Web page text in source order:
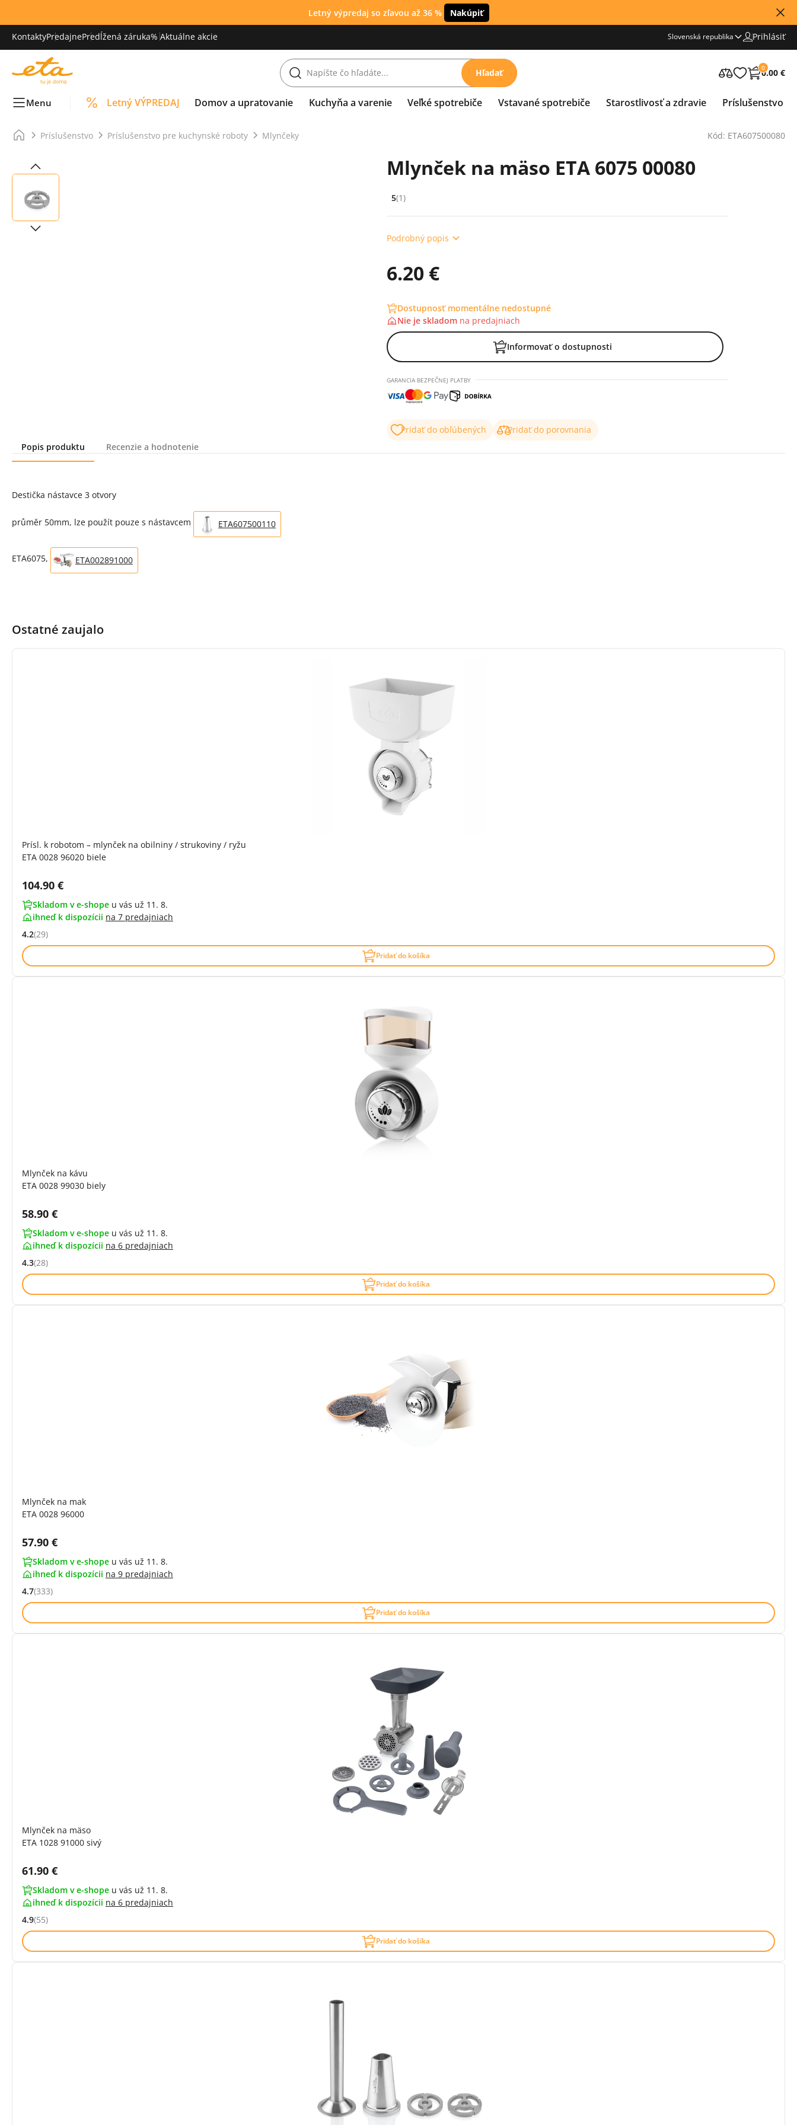
Letný výpredaj so zľavou až 36 % Nakúpiť
KontaktyPredajnePredĺžená záruka% Aktuálne akcie Slovenská republika Prihlásiť
Hľadať 0
0.00 €
Menu Letný VÝPREDAJ Domov a upratovanie Kuchyňa a varenie Veľké spotrebiče Vstavané spotrebiče Starostlivosť a zdravie Príslušenstvo
Príslušenstvo Príslušenstvo pre kuchynské roboty Mlynčeky Kód: ETA607500080
Mlynček na mäso ETA 6075 00080
Hodnocení: 5 z 5 (1 recenzí)
5(1)
Podrobný popis
6.20 €
Dostupnosť momentálne nedostupné
Nie je skladom na predajniach
Informovať o dostupnosti
GARANCIA BEZPEČNEJ PLATBY
Pridať do obľúbených
Pridať do porovnania
Popis produktu
Recenzie a hodnotenie
Destička nástavce 3 otvory
průměr 50mm, lze použít pouze s nástavcem ETA607500110
ETA6075, ETA002891000
Ostatné zaujalo
Prísl. k robotom – mlynček na obilniny / strukoviny / ryžu
ETA 0028 96020 biele
Cena s DPH:
104.90 €
Skladom v e-shope u vás už 11. 8.
ihneď k dispozícii na 7 predajniach
Hodnocení: 4.2 z 5 (29 recenzí)
4.2(29)
Pridať do košíka
Mlynček na kávu
ETA 0028 99030 biely
Cena s DPH:
58.90 €
Skladom v e-shope u vás už 11. 8.
ihneď k dispozícii na 6 predajniach
Hodnocení: 4.3 z 5 (28 recenzí)
4.3(28)
Pridať do košíka
Mlynček na mak
ETA 0028 96000
Cena s DPH:
57.90 €
Skladom v e-shope u vás už 11. 8.
ihneď k dispozícii na 9 predajniach
Hodnocení: 4.7 z 5 (333 recenzí)
4.7(333)
Pridať do košíka
Mlynček na mäso
ETA 1028 91000 sivý
Cena s DPH:
61.90 €
Skladom v e-shope u vás už 11. 8.
ihneď k dispozícii na 6 predajniach
Hodnocení: 4.9 z 5 (55 recenzí)
4.9(55)
Pridať do košíka